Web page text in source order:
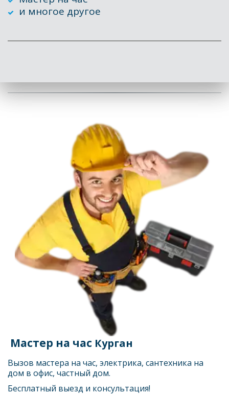
и многое другое
Мастер на час Курган
Вызов мастера на час, электрика, сантехника на
дом в офис, частный дом.
Бесплатный выезд и консультация!